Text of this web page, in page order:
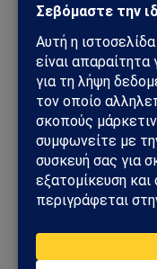
που επηρεάζουν την
ΔΕΙΤΕ ΕΠΙΣΗΣ →